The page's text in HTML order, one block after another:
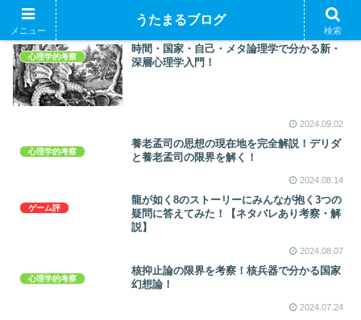
心理学的考察
時間・国家・自己・メタ論理学で分かる新・
深層心理学入門！
2024.09.02
心理学的考察
養老孟司の思想の現在地を完全解説！デリダ
と養老孟司の限界を解く！
2024.08.14
ゲーム評
龍が如く8のストーリーにみんなが抱く3つの
疑問に答えてみた！【ネタバレあり考察・解
説】
2024.08.07
心理学的考察
核抑止論の限界を考察！核兵器で分かる国家
幻想論！
2024.07.24
メニュー
うたまるブログ
検索